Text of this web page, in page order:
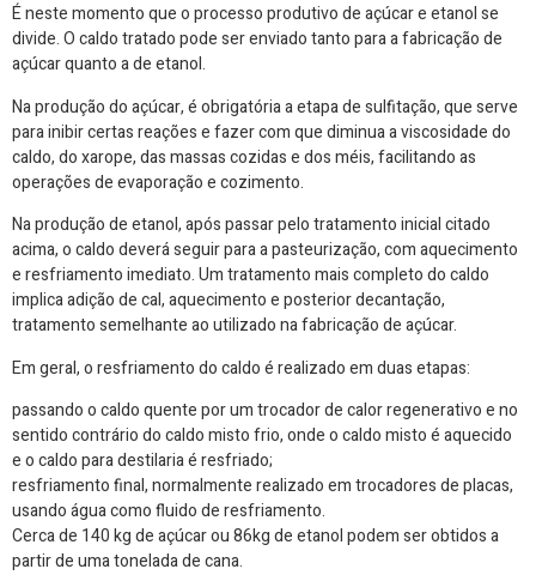
É neste momento que o processo produtivo de açúcar e etanol se
divide. O caldo tratado pode ser enviado tanto para a fabricação de
açúcar quanto a de etanol.
Na produção do açúcar, é obrigatória a etapa de sulfitação, que serve
para inibir certas reações e fazer com que diminua a viscosidade do
caldo, do xarope, das massas cozidas e dos méis, facilitando as
operações de evaporação e cozimento.
Na produção de etanol, após passar pelo tratamento inicial citado
acima, o caldo deverá seguir para a pasteurização, com aquecimento
e resfriamento imediato. Um tratamento mais completo do caldo
implica adição de cal, aquecimento e posterior decantação,
tratamento semelhante ao utilizado na fabricação de açúcar.
Em geral, o resfriamento do caldo é realizado em duas etapas:
passando o caldo quente por um trocador de calor regenerativo e no
sentido contrário do caldo misto frio, onde o caldo misto é aquecido
e o caldo para destilaria é resfriado;
resfriamento final, normalmente realizado em trocadores de placas,
usando água como fluido de resfriamento.
Cerca de 140 kg de açúcar ou 86kg de etanol podem ser obtidos a
partir de uma tonelada de cana.